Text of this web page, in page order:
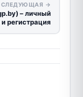
СЛЕДУЮЩАЯ →
– личный
регистрация